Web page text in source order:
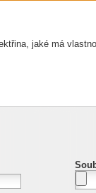
jaké má